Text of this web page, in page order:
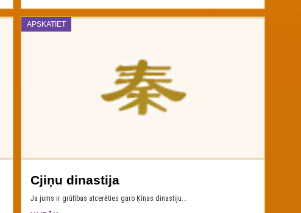
APSKATIET
Cjiņu dinastija
Ja jums ir grūtības atcerēties garo Ķīnas dinastiju...